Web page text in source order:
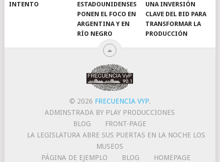
INTENTO
ESTADOUNIDENSES
PONEN EL FOCO EN
ARGENTINA Y EN
RÍO NEGRO
UNA INVERSIÓN
CLAVE DEL BID PARA
TRANSFORMAR LA
PRODUCCIÓN
© 2026 FRECUENCIA VYP.
ADMINSTRADA BY PLAY PRODUCCIONES
BLOG
FRONT-PAGE
LA LEGISLATURA ABRE SUS PUERTAS EN LA NOCHE LOS
MUSEOS
PÁGINA DE EJEMPLO
BLOG HOMEPAGE